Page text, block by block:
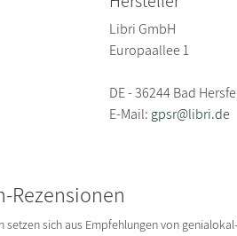
Libri GmbH
Europaallee 1
DE - 36244 Bad
E-Mail: gpsr@libri.de
Rezensionen
setzen sich aus Empfehlungen von